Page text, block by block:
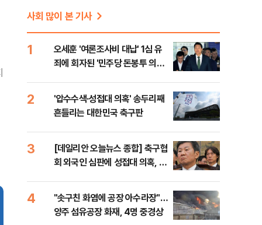
사회 많이 본 기사
1
오세훈 '여론조사비 대납' 1심 유
죄에 회자된 '민주당 돈봉투 의
2
'압수수색·성접대 의혹' 송두리째
흔들리는 대한민국 축구판
3
[데일리안 오늘뉴스 종합] 축구협
회 외국인 심판에 성접대 의혹, 李
이닉스 프리마켓 시초가 논란 재
점화, 김민석 "과반 승리 가능성
4
"솟구친 화염에 공장 아수라장"…
양주 섬유공장 화재, 4명 중경상